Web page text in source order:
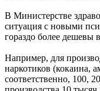
В Министерстве
ситуация с новыми
гораздо более дешевы
Например, для
наркотиков (кокаина,
соответственно, 100,